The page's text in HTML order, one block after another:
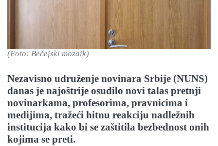
(Foto: Bečejski mozaik)
Nezavisno udruženje novinara Srbije (NUNS)
danas je najoštrije osudilo novi talas pretnji
novinarkama, profesorima, pravnicima i
medijima, tražeći hitnu reakciju nadležnih
institucija kako bi se zaštitila bezbednost onih
kojima se preti.